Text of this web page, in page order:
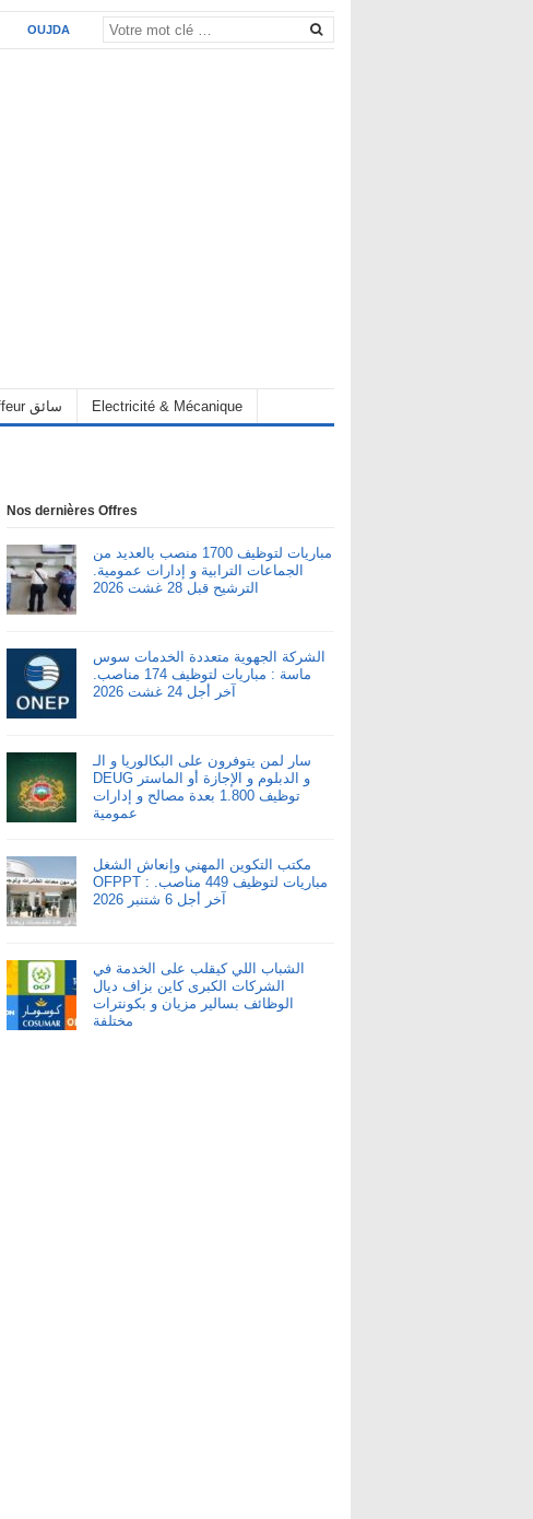
OUJDA
Chauffeur سائق Electricité & Mécanique
Nos dernières Offres
مباريات لتوظيف 1700 منصب بالعديد من
الجماعات الترابية و إدارات عمومية.
الترشيح قبل 28 غشت 2026
الشركة الجهوية متعددة الخدمات سوس
ماسة : مباريات لتوظيف 174 مناصب.
آخر أجل 24 غشت 2026
سار لمن يتوفرون على البكالوريا و الـ
DEUG و الدبلوم و الإجازة أو الماستر
توظيف 1.800 بعدة مصالح و إدارات
عمومية
مكتب التكوين المهني وإنعاش الشغل
OFPPT : مباريات لتوظيف 449 مناصب.
آخر أجل 6 شتنبر 2026
الشباب اللي كيقلب على الخدمة في
الشركات الكبرى كاين بزاف ديال
الوظائف بسالير مزيان و بكونترات
مختلفة